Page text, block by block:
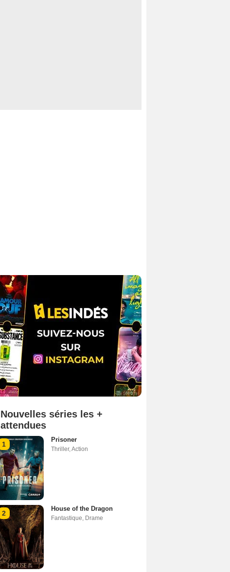
Nouvelles séries les +
attendues
1
Prisoner
Thriller,Action
2
House of the Dragon
Fantastique, Drame